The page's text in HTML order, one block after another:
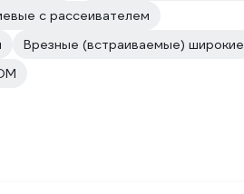
с рассеивателем
Врезные (встраиваемые) широкие